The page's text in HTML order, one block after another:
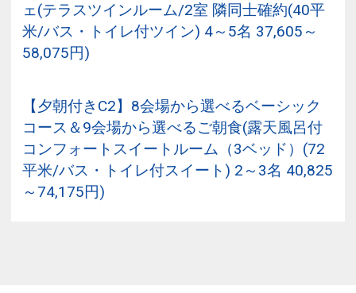
ェ(テラスツインルーム/2室 隣同士確約(40平
米/バス・トイレ付ツイン) 4～5名 37,605～
58,075円)
【夕朝付きC2】8会場から選べるベーシック
コース＆9会場から選べるご朝食(露天風呂付
コンフォートスイートルーム（3ベッド）(72
平米/バス・トイレ付スイート) 2～3名 40,825
～74,175円)